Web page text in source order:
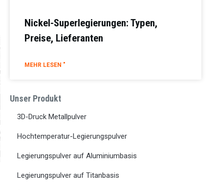
Nickel-Superlegierungen: Typen,
Preise, Lieferanten
MEHR LESEN "
Unser Produkt
3D-Druck Metallpulver
Hochtemperatur-Legierungspulver
Legierungspulver auf Aluminiumbasis
Legierungspulver auf Titanbasis